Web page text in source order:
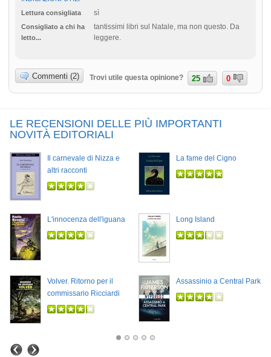
Lettura consigliata
sì
Consigliato a chi ha
letto...
tantissimi libri sul Natale, ma non questo. Da
leggere.
Commenti (2) Trovi utile questa opinione? 25 0
LE RECENSIONI DELLE PIÙ IMPORTANTI
NOVITÀ EDITORIALI
Il carnevale di Nizza e
altri racconti
La fame del Cigno
L'innocenza dell'iguana Long Island
Volver. Ritorno per il
commissario Ricciardi
Assassinio a Central Park